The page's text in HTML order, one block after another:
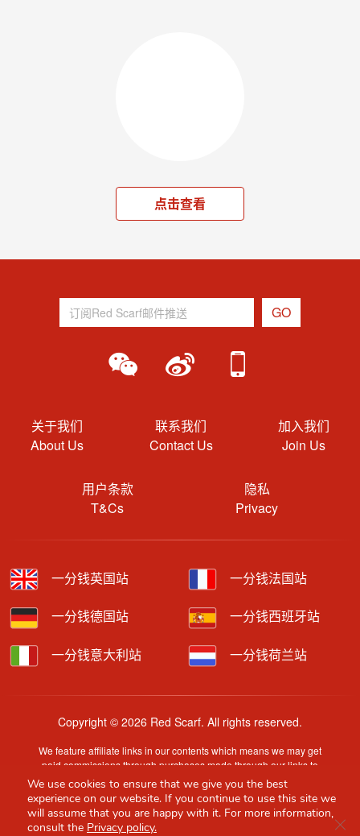
点击查看
关于我们
About Us
联系我们
Contact Us
加入我们
Join Us
用户条款
T&Cs
隐私
Privacy
一分钱英国站 一分钱法国站
一分钱德国站 一分钱西班牙站
一分钱意大利站 一分钱荷兰站
Copyright © 2026 Red Scarf. All rights reserved.
We feature affiliate links in our contents which means we may get
paid commissions through purchases made through our links to
retailer sites.
Content is provided by users, brands or merchants. Some
information may have been generated by AI and is provided for
guidance only. Accuracy and availability may change without prior
We use cookies to ensure that we give you the best
experience on our website. If you continue to use this site we
will assume that you are happy with it. For more information,
consult the Privacy policy.